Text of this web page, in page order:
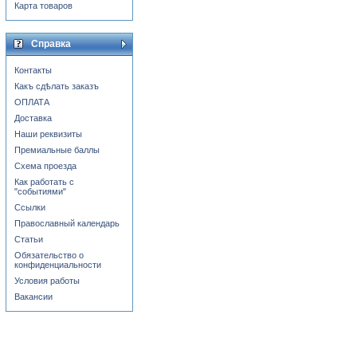
Карта товаров
Справка
Контакты
Какъ сдѣлать заказъ
ОПЛАТА
Доставка
Наши реквизиты
Премиальные баллы
Схема проезда
Как работать с
"событиями"
Ссылки
Православный календарь
Статьи
Обязательство о
конфиденциальности
Условия работы
Вакансии